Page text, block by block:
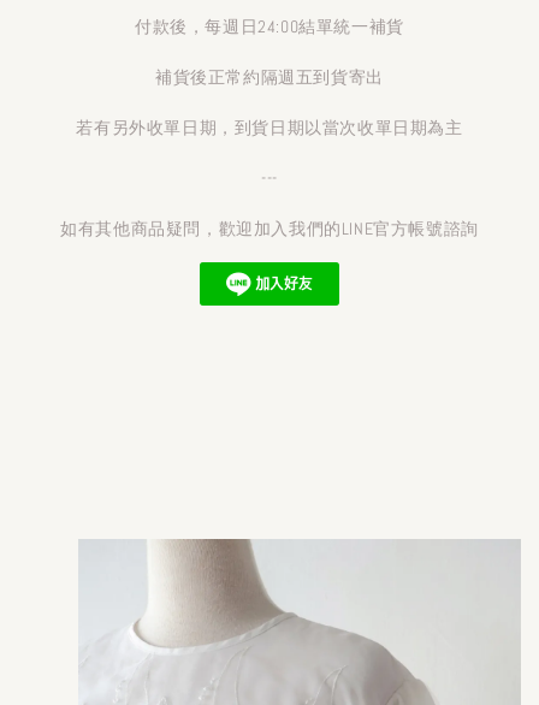
付款後，每週日24:00結單統一補貨
補貨後正常約隔週五到貨寄出
若有另外收單日期，到貨日期以當次收單日期為主
---
如有其他商品疑問，歡迎加入我們的LINE官方帳號諮詢